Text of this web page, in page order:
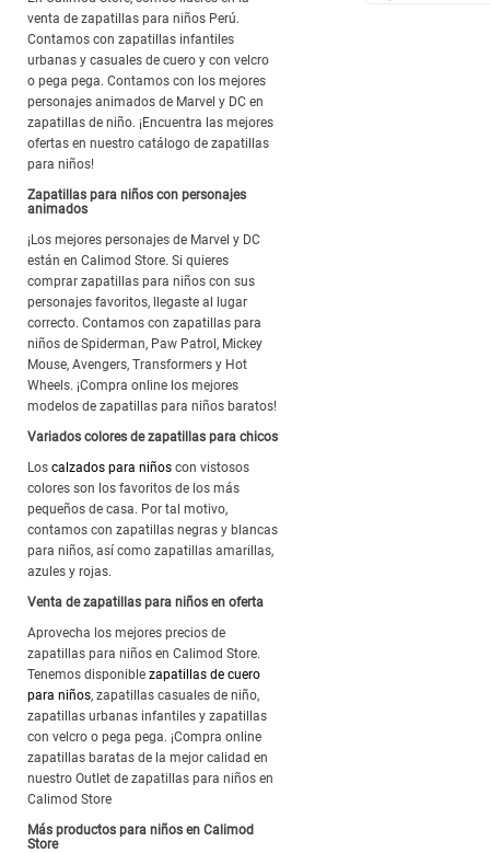
venta de zapatillas para niños Perú.
Contamos con zapatillas infantiles
urbanas y casuales de cuero y con velcro
o pega pega. Contamos con los mejores
personajes animados de Marvel y DC en
zapatillas de niño. ¡Encuentra las mejores
ofertas en nuestro catálogo de zapatillas
para niños!
Zapatillas para niños con personajes
animados
¡Los mejores personajes de Marvel y DC
están en Calimod Store. Si quieres
comprar zapatillas para niños con sus
personajes favoritos, llegaste al lugar
correcto. Contamos con zapatillas para
niños de Spiderman, Paw Patrol, Mickey
Mouse, Avengers, Transformers y Hot
Wheels. ¡Compra online los mejores
modelos de zapatillas para niños baratos!
Variados colores de zapatillas para chicos
Los calzados para niños con vistosos
colores son los favoritos de los más
pequeños de casa. Por tal motivo,
contamos con zapatillas negras y blancas
para niños, así como zapatillas amarillas,
azules y rojas.
Venta de zapatillas para niños en oferta
Aprovecha los mejores precios de
zapatillas para niños en Calimod Store.
Tenemos disponible zapatillas de cuero
para niños, zapatillas casuales de niño,
zapatillas urbanas infantiles y zapatillas
con velcro o pega pega. ¡Compra online
zapatillas baratas de la mejor calidad en
nuestro Outlet de zapatillas para niños en
Calimod Store
Más productos para niños en Calimod
Store